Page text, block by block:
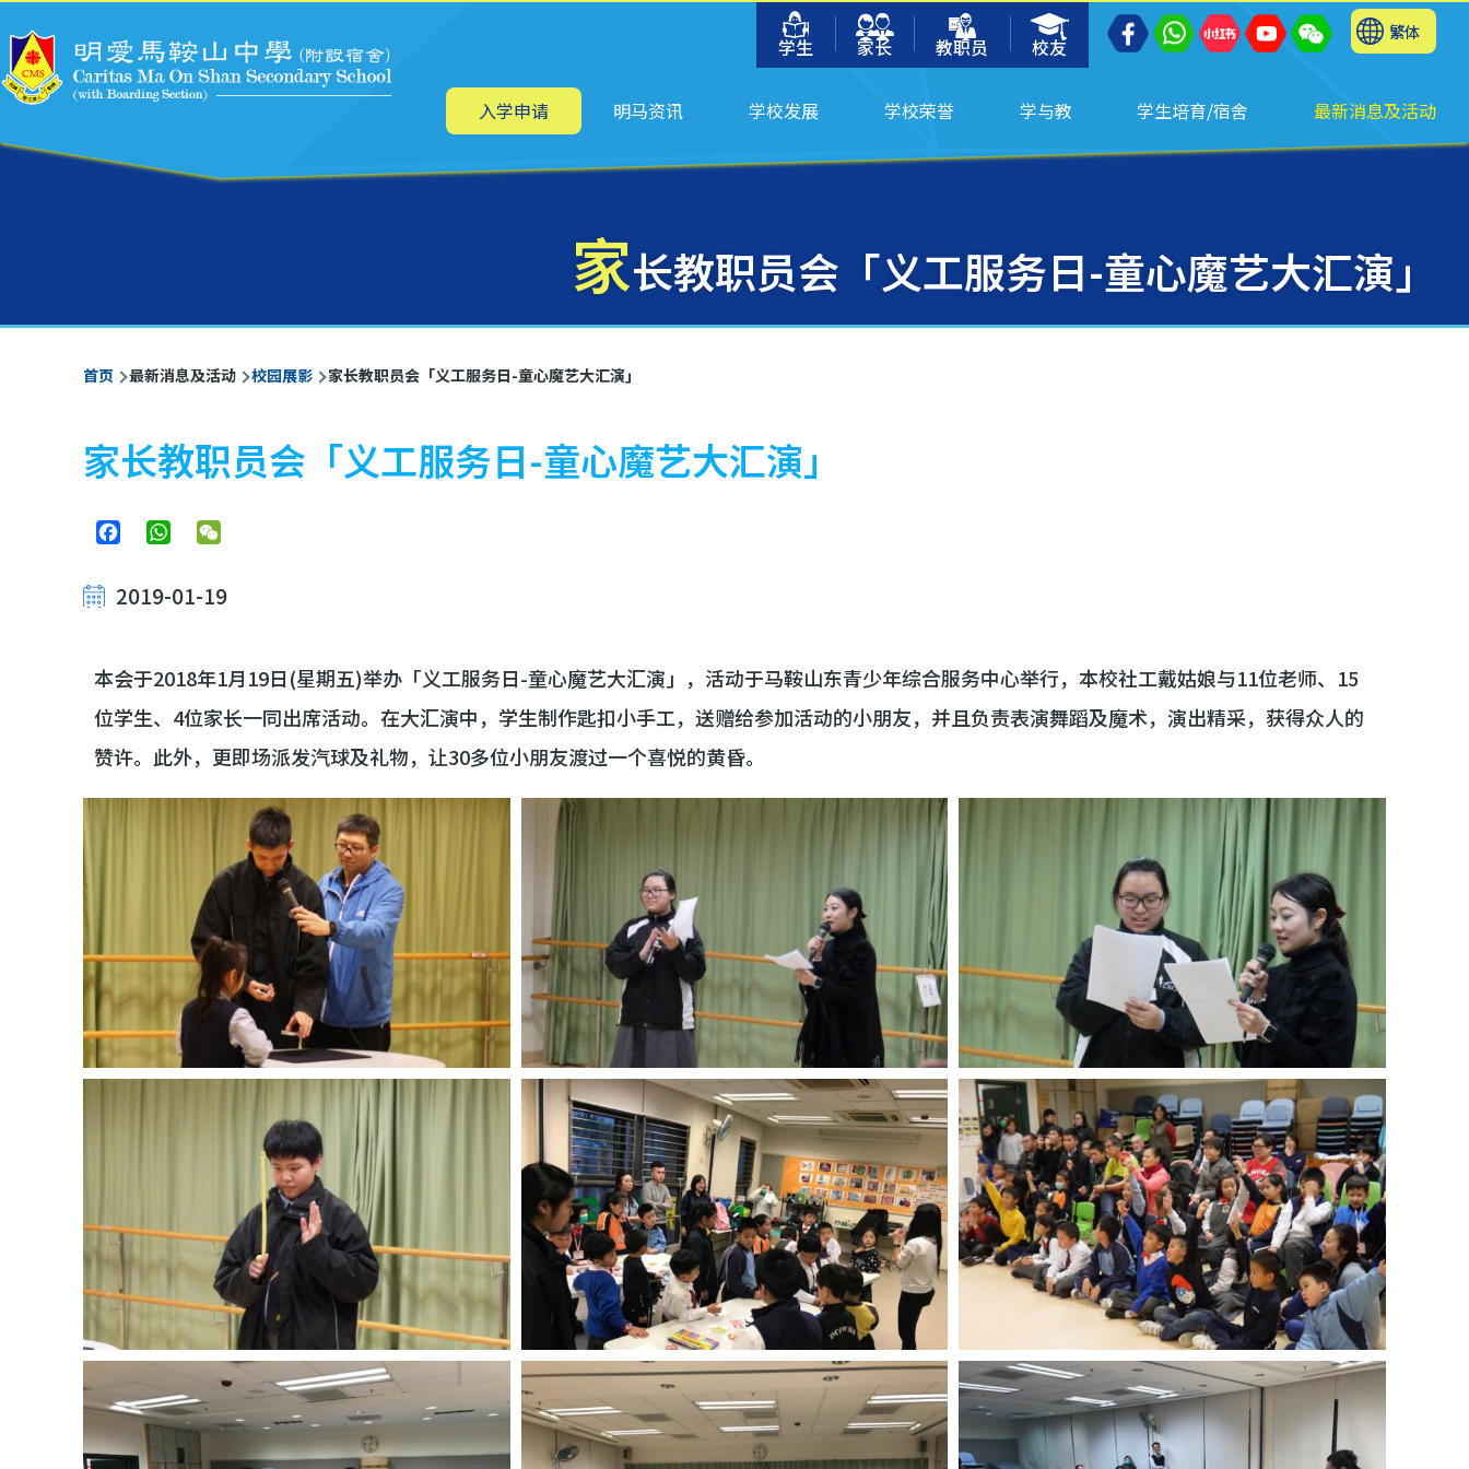
学生
家长 教职员 校友
繁体
主
航 入学申请 明马资讯 学校发展 学校荣誉 学与教 学生培育/宿舍 最新消息及活动
家长教职员会「义工服务日-童心魔艺大汇演」
面
包
屑
首页 最新消息及活动 校园展影 家长教职员会「义工服务日-童心魔艺大汇演」
家长教职员会「义工服务日-童心魔艺大汇演」
FacebookWhatsApp
2019-01-19
本会于2018年1月19日(星期五)举办「义工服务日-童心魔艺大汇演」，活动于马鞍山东青少年综合服务中心举行，本校社工戴姑娘与11位老师、15
位学生、4位家长一同出席活动。在大汇演中，学生制作匙扣小手工，送赠给参加活动的小朋友，并且负责表演舞蹈及魔术，演出精采，获得众人的
赞许。此外，更即场派发汽球及礼物，让30多位小朋友渡过一个喜悦的黄昏。